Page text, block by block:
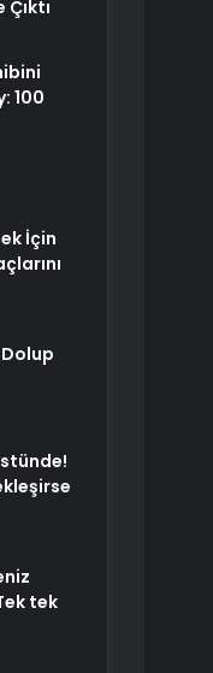
100
İçin
tek